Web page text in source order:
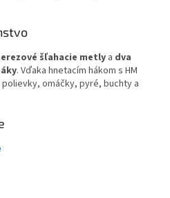
šľahacie metly a dva
. Vďaka hnetacím hákom s HM
omáčky, pyré, buchty a